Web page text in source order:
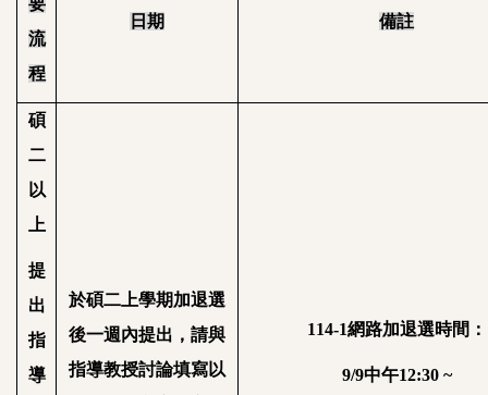
流
程
日期 備註
碩
二
以
上
提
出
指
導
於碩二上學期加退選
後一週內提出，請與
指導教授討論填寫以
114-1網路加退選時間：
9/9中午12:30 ~